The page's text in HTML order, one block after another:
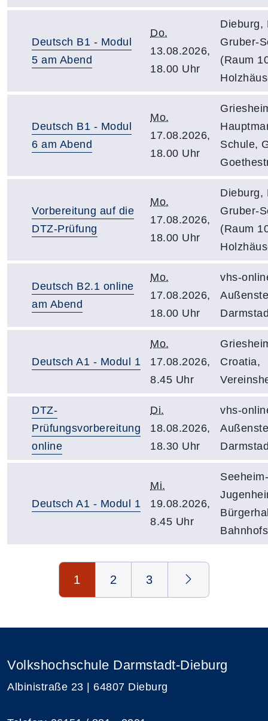
Deutsch B1 - Modul
5 am Abend
Do.
13.08.2026,
18.00 Uhr
Dieburg,
Gruber-
(Raum
Deutsch B1 - Modul
6 am Abend
Mo.
17.08.2026,
18.00 Uhr
Schule,
Vorbereitung auf die
DTZ-Prüfung
Mo.
17.08.2026,
18.00 Uhr
Dieburg,
Gruber-
(Raum
Deutsch B2.1 online
am Abend
Mo.
17.08.2026,
18.00 Uhr
vhs-
Deutsch A1 - Modul 1
Mo.
17.08.2026,
8.45 Uhr
Croatia,
DTZ-
Prüfungsvorbereitung
online
Di.
18.08.2026,
18.30 Uhr
vhs-
Deutsch A1 - Modul 1
Mi.
19.08.2026,
8.45 Uhr
Seeheim-
Seite 1 von 3
1 2 3
Volkshochschule Darmstadt-Dieburg
Albinistraße 23 | 64807 Dieburg